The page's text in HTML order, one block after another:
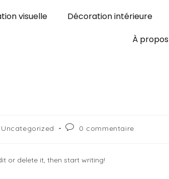
visuelle Décoration intérieure
À propos
Uncategorized 0 commentaire
or delete it, then start writing!